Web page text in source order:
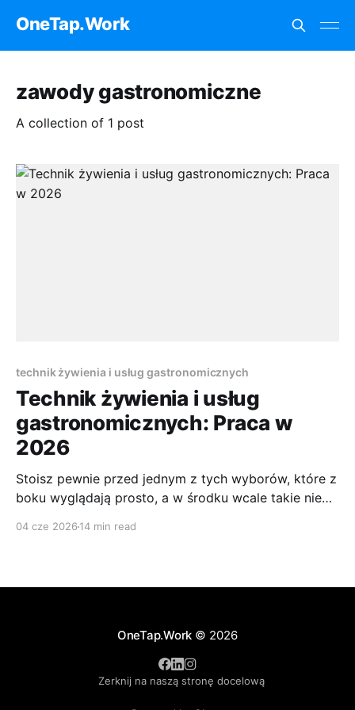
OneTap.Work
zawody gastronomiczne
A collection of 1 post
technik żywienia i usług gastronomicznych
Technik żywienia i usług
gastronomicznych: Praca w
2026
Stoisz pewnie przed jednym z tych wyborów, które z
boku wyglądają prosto, a w środku wcale takie nie
04 cze 2026 14 min read
OneTap.Work © 2026
Zerknij na naszą stronę docelową